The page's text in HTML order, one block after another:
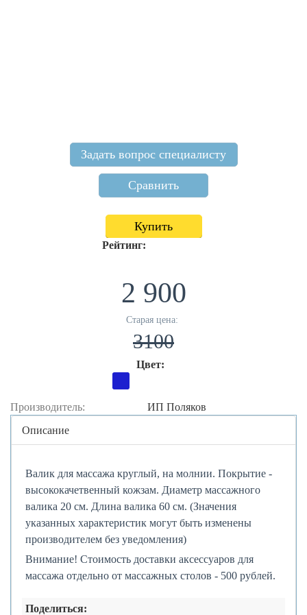
Задать вопрос специалисту
Сравнить
Купить
Рейтинг:
2 900
Старая цена:
3100
Цвет:
Производитель: ИП Поляков
Центральная
часть
Описание
Валик для массажа круглый, на молнии. Покрытие -
высококачетвенный кожзам. Диаметр массажного
валика 20 см. Длина валика 60 см. (Значения
указанных характеристик могут быть изменены
производителем без уведомления)
Внимание! Стоимость доставки аксессуаров для
массажа отдельно от массажных столов - 500 рублей.
Поделиться: